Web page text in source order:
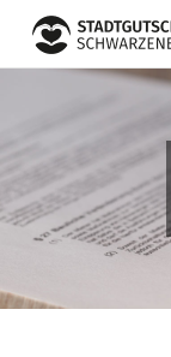
content